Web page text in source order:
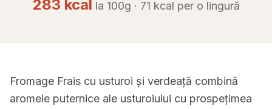
283 kcal la 100g · 71 kcal per o lingură
Fromage Frais cu usturoi și verdeață combină
aromele puternice ale usturoiului cu prospețimea